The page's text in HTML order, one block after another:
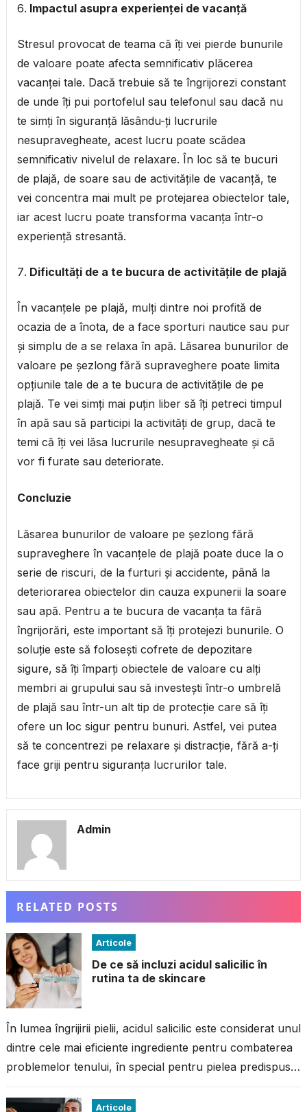
Impactul asupra experienței de vacanță
Stresul provocat de teama că îți vei pierde bunurile
de valoare poate afecta semnificativ plăcerea
vacanței tale. Dacă trebuie să te îngrijorezi constant
de unde îți pui portofelul sau telefonul sau dacă nu
te simți în siguranță lăsându-ți lucrurile
nesupravegheate, acest lucru poate scădea
semnificativ nivelul de relaxare. În loc să te bucuri
de plajă, de soare sau de activitățile de vacanță, te
vei concentra mai mult pe protejarea obiectelor tale,
iar acest lucru poate transforma vacanța într-o
experiență stresantă.
Dificultăți de a te bucura de activitățile de plajă
În vacanțele pe plajă, mulți dintre noi profită de
ocazia de a înota, de a face sporturi nautice sau pur
și simplu de a se relaxa în apă. Lăsarea bunurilor de
valoare pe șezlong fără supraveghere poate limita
opțiunile tale de a te bucura de activitățile de pe
plajă. Te vei simți mai puțin liber să îți petreci timpul
în apă sau să participi la activități de grup, dacă te
temi că îți vei lăsa lucrurile nesupravegheate și că
vor fi furate sau deteriorate.
Concluzie
Lăsarea bunurilor de valoare pe șezlong fără
supraveghere în vacanțele de plajă poate duce la o
serie de riscuri, de la furturi și accidente, până la
deteriorarea obiectelor din cauza expunerii la soare
sau apă. Pentru a te bucura de vacanța ta fără
îngrijorări, este important să îți protejezi bunurile. O
soluție este să folosești cofrete de depozitare
sigure, să îți împarți obiectele de valoare cu alți
membri ai grupului sau să investești într-o umbrelă
de plajă sau într-un alt tip de protecție care să îți
ofere un loc sigur pentru bunuri. Astfel, vei putea
să te concentrezi pe relaxare și distracție, fără a-ți
face griji pentru siguranța lucrurilor tale.
Admin
RELATED POSTS
Articole
De ce să incluzi acidul salicilic în
rutina ta de skincare
În lumea îngrijirii pielii, acidul salicilic este considerat unul
dintre cele mai eficiente ingrediente pentru combaterea
problemelor tenului, în special pentru pielea predispusă
Articole